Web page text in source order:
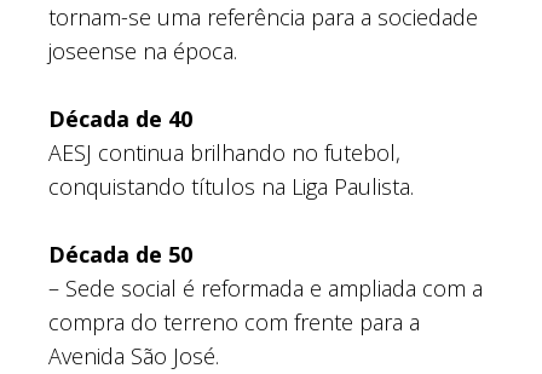
tornam-se uma referência para a sociedade
joseense na época.
Década de 40
AESJ continua brilhando no futebol,
conquistando títulos na Liga Paulista.
Década de 50
– Sede social é reformada e ampliada com a
compra do terreno com frente para a
Avenida São José.